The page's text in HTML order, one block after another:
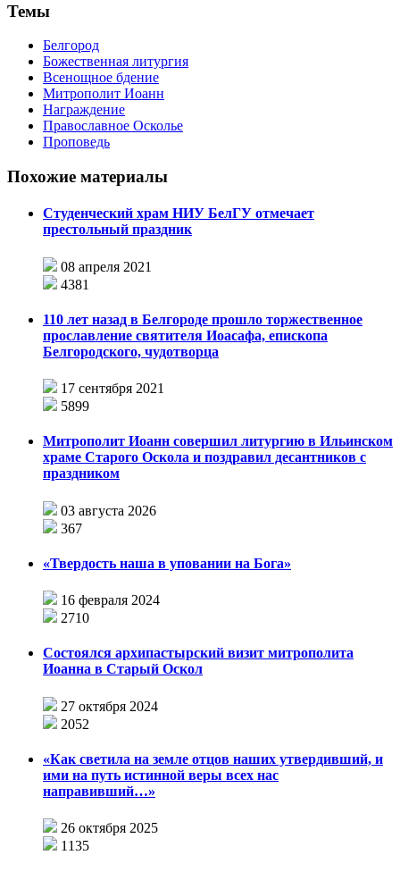
Темы
Белгород
Божественная литургия
Всенощное бдение
Митрополит Иоанн
Награждение
Православное Осколье
Проповедь
Похожие материалы
Студенческий храм НИУ БелГУ отмечает
престольный праздник
08 апреля 2021
4381
110 лет назад в Белгороде прошло торжественное
прославление святителя Иоасафа, епископа
Белгородского, чудотворца
17 сентября 2021
5899
Митрополит Иоанн совершил литургию в Ильинском
храме Старого Оскола и поздравил десантников с
праздником
03 августа 2026
367
«Твердость наша в уповании на Бога»
16 февраля 2024
2710
Состоялся архипастырский визит митрополита
Иоанна в Старый Оскол
27 октября 2024
2052
«Как светила на земле отцов наших утвердивший, и
ими на путь истинной веры всех нас
направивший…»
26 октября 2025
1135